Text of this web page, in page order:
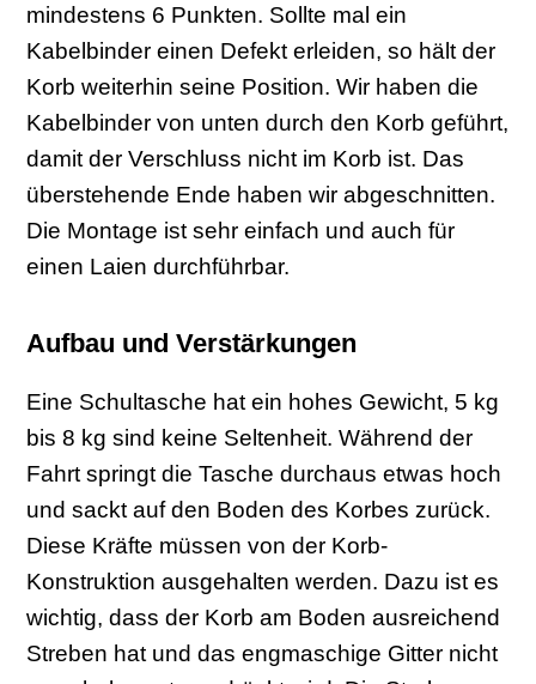
mindestens 6 Punkten. Sollte mal ein
Kabelbinder einen Defekt erleiden, so hält der
Korb weiterhin seine Position. Wir haben die
Kabelbinder von unten durch den Korb geführt,
damit der Verschluss nicht im Korb ist. Das
überstehende Ende haben wir abgeschnitten.
Die Montage ist sehr einfach und auch für
einen Laien durchführbar.
Aufbau und Verstärkungen
Eine Schultasche hat ein hohes Gewicht, 5 kg
bis 8 kg sind keine Seltenheit. Während der
Fahrt springt die Tasche durchaus etwas hoch
und sackt auf den Boden des Korbes zurück.
Diese Kräfte müssen von der Korb-
Konstruktion ausgehalten werden. Dazu ist es
wichtig, dass der Korb am Boden ausreichend
Streben hat und das engmaschige Gitter nicht